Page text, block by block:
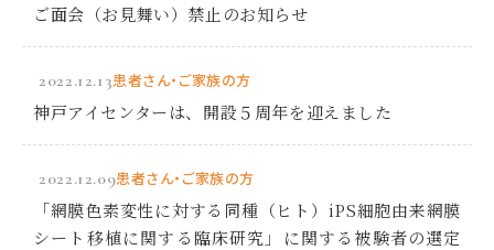
ご面会（お見舞い）禁止のお知らせ
2022.12.13患者さん・ご家族の方
神戸アイセンターは、開設５周年を迎えました
2022.12.09患者さん・ご家族の方
「網膜色素変性に対する同種（ヒト）iPS細胞由来網膜
シート移植に関する臨床研究」に関する被験者の選定